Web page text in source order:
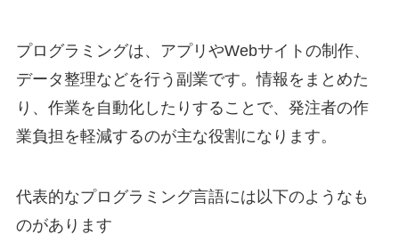
プログラミングは、アプリやWebサイトの制作、
データ整理などを行う副業です。情報をまとめた
り、作業を自動化したりすることで、発注者の作
業負担を軽減するのが主な役割になります。
代表的なプログラミング言語には以下のようなも
のがあります